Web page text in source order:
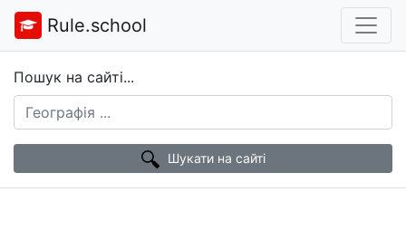
Rule.school
Пошук на сайті...
Шукати на сайті